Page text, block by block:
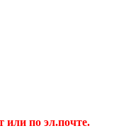
или по эл.почте.